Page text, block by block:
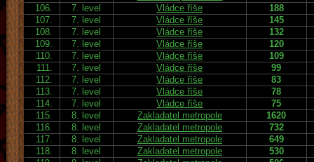
106.
7. level Vládce říše
188
107.
7. level Vládce říše
145
108.
7. level Vládce říše
132
109.
7. level Vládce říše
120
110.
7. level Vládce říše
109
111.
7. level Vládce říše
99
112.
7. level Vládce říše
83
113.
7. level Vládce říše
78
114.
7. level Vládce říše
75
115.
8. level Zakladatel metropole
1620
116.
8. level Zakladatel metropole
732
117.
8. level Zakladatel metropole
649
118.
8. level Zakladatel metropole
530